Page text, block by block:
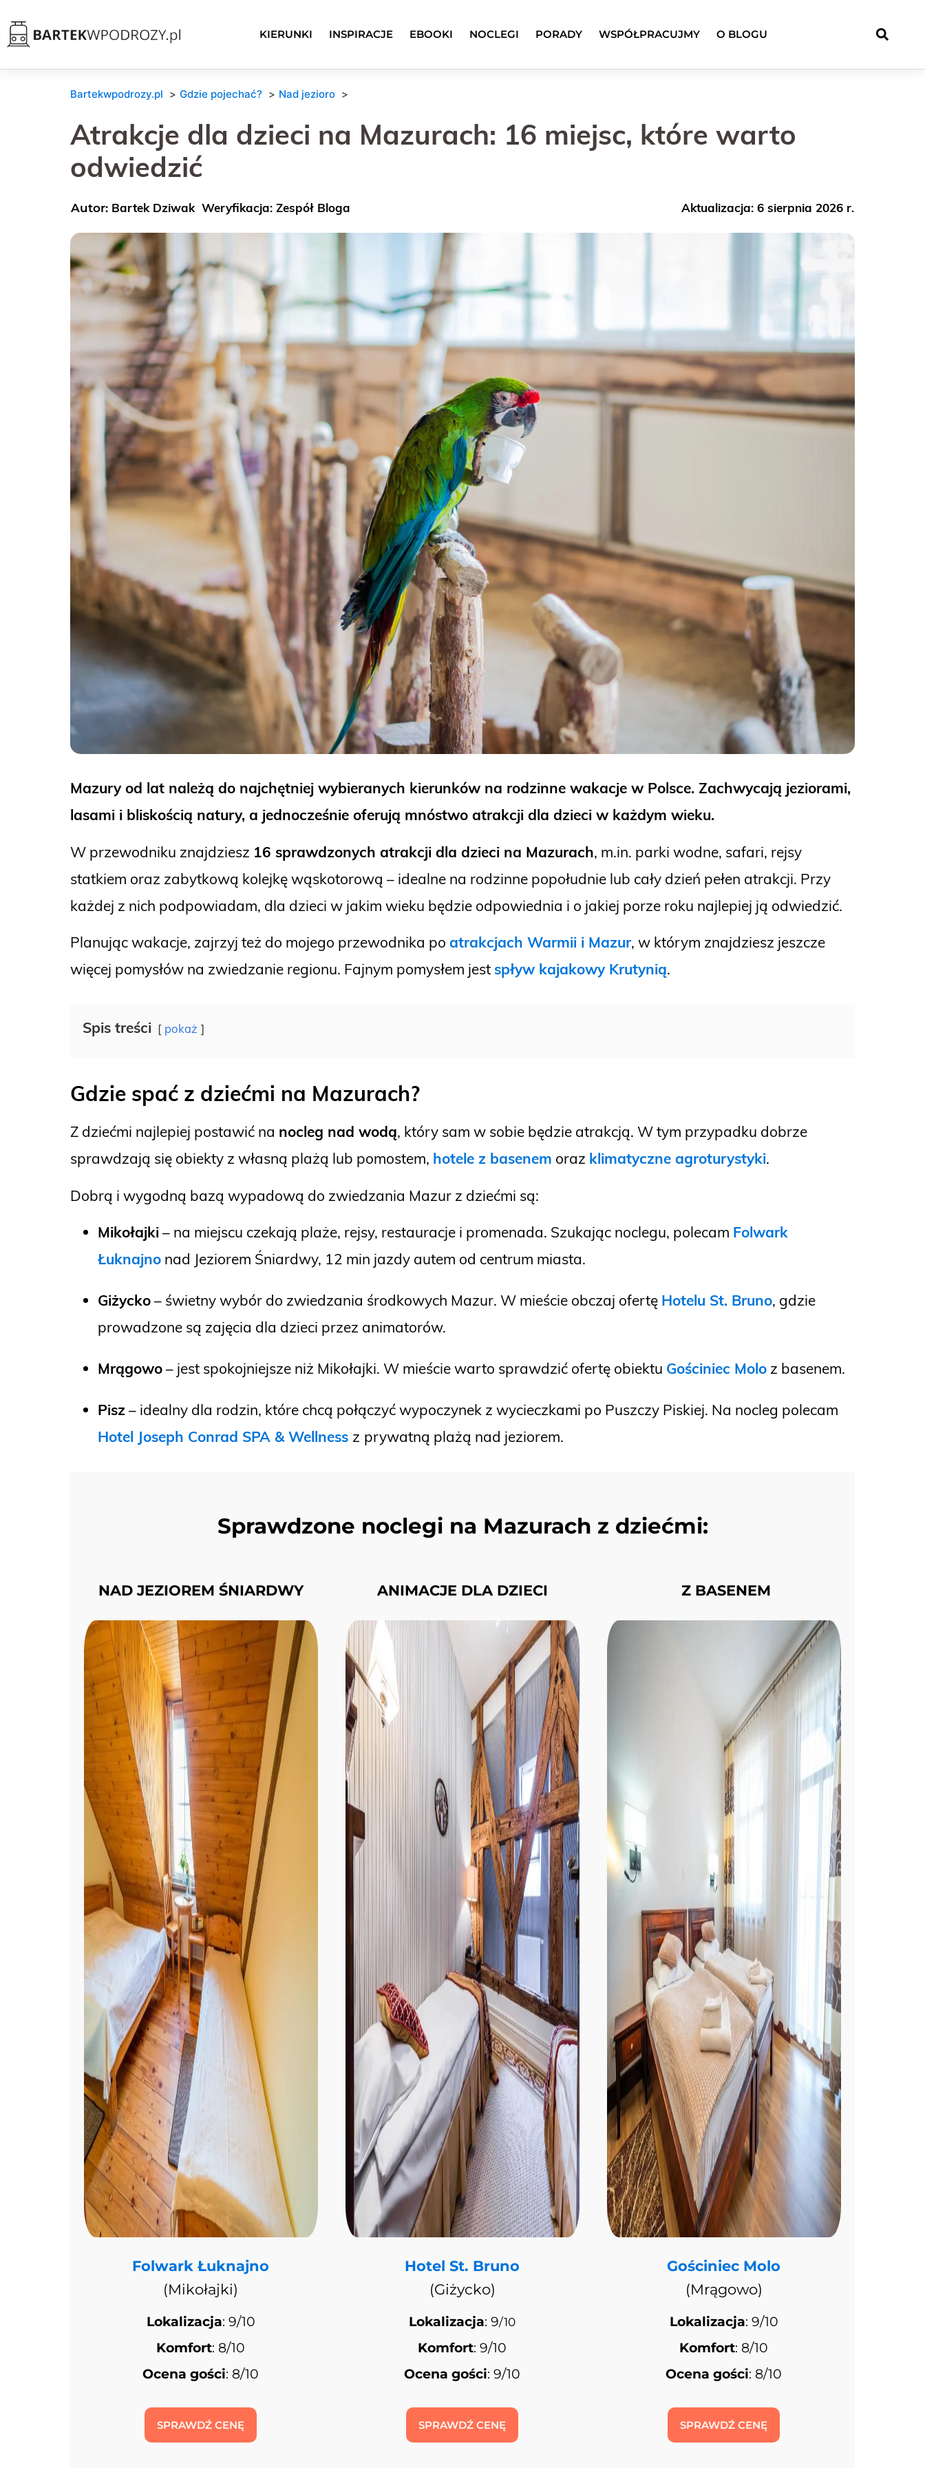
KIERUNKI INSPIRACJE EBOOKI NOCLEGI PORADY WSPÓŁPRACUJMY O BLOGU
Bartekwpodrozy.pl Gdzie pojechać? Nad jezioro
Atrakcje dla dzieci na Mazurach: 16 miejsc, które warto
odwiedzić
Bartek Dziwak Weryfikacja: Zespół Bloga Aktualizacja: 6 sierpnia 2026 r.
Mazury od lat należą do najchętniej wybieranych kierunków na rodzinne wakacje w Polsce. Zachwycają jeziorami,
lasami i bliskością natury, a jednocześnie oferują mnóstwo atrakcji dla dzieci w każdym wieku.
W przewodniku znajdziesz 16 sprawdzonych atrakcji dla dzieci na Mazurach, m.in. parki wodne, safari, rejsy
statkiem oraz zabytkową kolejkę wąskotorową – idealne na rodzinne popołudnie lub cały dzień pełen atrakcji. Przy
każdej z nich podpowiadam, dla dzieci w jakim wieku będzie odpowiednia i o jakiej porze roku najlepiej ją odwiedzić.
Planując wakacje, zajrzyj też do mojego przewodnika po atrakcjach Warmii i Mazur, w którym znajdziesz jeszcze
więcej pomysłów na zwiedzanie regionu. Fajnym pomysłem jestspływ kajakowy Krutynią.
Spis treści pokaż
Gdzie spać z dziećmi na Mazurach?
Z dziećmi najlepiej postawić na nocleg nad wodą, który sam w sobie będzie atrakcją. W tym przypadku dobrze
sprawdzają się obiekty z własną plażą lub pomostem, hotele z basenem oraz klimatyczne agroturystyki.
Dobrą i wygodną bazą wypadową do zwiedzania Mazur z dziećmi są:
Mikołajki– na miejscu czekają plaże, rejsy, restauracje i promenada. Szukając noclegu, polecam Folwark
Łuknajno nad Jeziorem Śniardwy, 12 min jazdy autem od centrum miasta.
Giżycko– świetny wybór do zwiedzania środkowych Mazur. W mieście obczaj ofertę Hotelu St. Bruno, gdzie
prowadzone są zajęcia dla dzieci przez animatorów.
Mrągowo– jest spokojniejsze niż Mikołajki. W mieście warto sprawdzić ofertę obiektu Gościniec Molo z basenem.
Pisz– idealny dla rodzin, które chcą połączyć wypoczynek z wycieczkami po Puszczy Piskiej. Na nocleg polecam
Hotel Joseph Conrad SPA & Wellness z prywatną plażą nad jeziorem.
Sprawdzone noclegi na Mazurach z dziećmi:
NAD JEZIOREM ŚNIARDWY
Folwark Łuknajno
(Mikołajki)
Lokalizacja: 9/10
Komfort: 8/10
Ocena gości: 8/10
SPRAWDŹ CENĘ
ANIMACJE DLA DZIECI
Hotel St. Bruno
(Giżycko)
Lokalizacja: 9/10
Komfort: 9/10
Ocena gości: 9/10
SPRAWDŹ CENĘ
Z BASENEM
Gościniec Molo
(Mrągowo)
Lokalizacja: 9/10
Komfort: 8/10
Ocena gości: 8/10
SPRAWDŹ CENĘ